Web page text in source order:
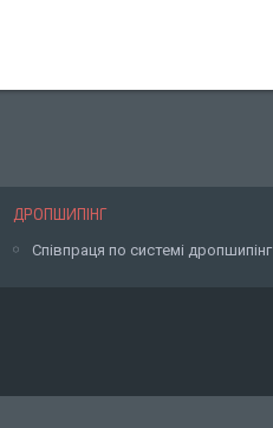
ДРОПШИПІНГ
Співпраця по системі дропшипінг